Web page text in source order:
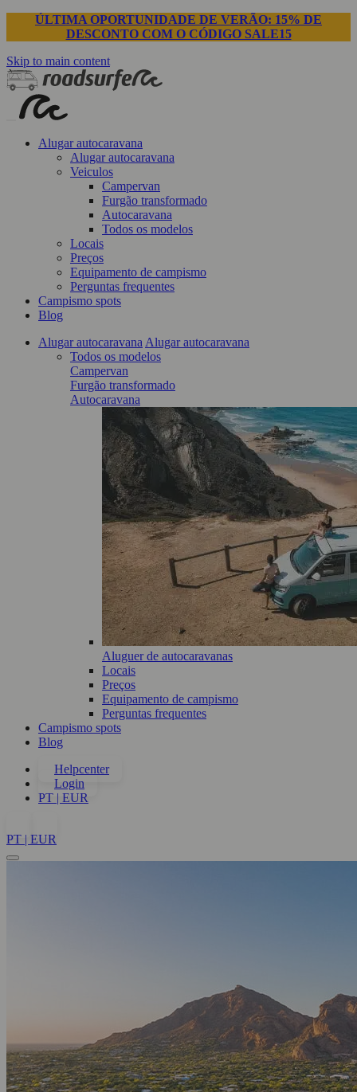
ÚLTIMA OPORTUNIDADE DE VERÃO: 15% DE
DESCONTO COM O CÓDIGO SALE15
Skip to main content
Alugar autocaravana
Alugar autocaravana
Veiculos
Campervan
Furgão transformado
Autocaravana
Todos os modelos
Locais
Preços
Equipamento de campismo
Perguntas frequentes
Campismo spots
Blog
Alugar autocaravana Alugar autocaravana
Todos os modelos
Campervan
Furgão transformado
Autocaravana
Aluguer de autocaravanas
Locais
Preços
Equipamento de campismo
Perguntas frequentes
Campismo spots
Blog
Helpcenter
Login
PT | EUR
PT | EUR